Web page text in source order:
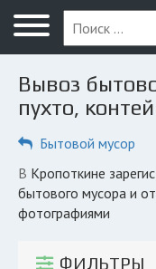
Главная
Вопрос юристу
Компании
КОМПАНИЯМ
Вывоз
пухто,
Бытовой мусор
в Кропоткине зарегистрирована 1 компания по вывозу
бытового мусора и
фотографиями
ФИЛЬТРЫ